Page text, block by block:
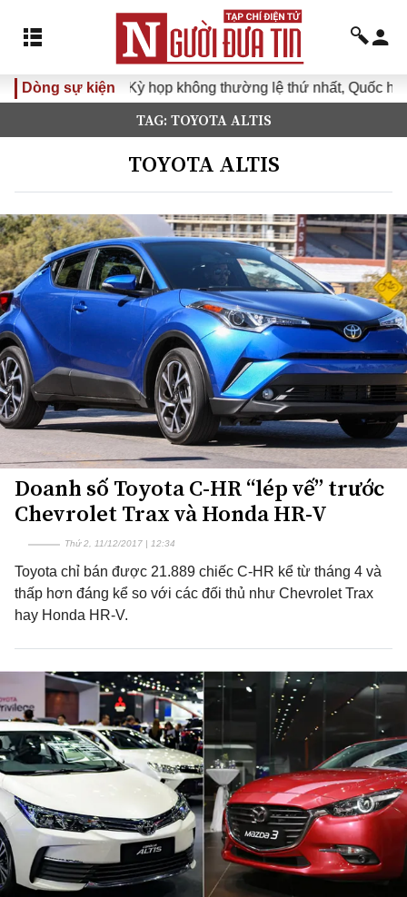
Dòng sự kiệnKỳ họp không thường lệ thứ nhất, Quốc hội
TAG: TOYOTA ALTIS
TOYOTA ALTIS
Doanh số Toyota C-HR “lép vế” trước
Chevrolet Trax và Honda HR-V
Thứ 2, 11/12/2017 | 12:34
Toyota chỉ bán được 21.889 chiếc C-HR kể từ tháng 4 và
thấp hơn đáng kể so với các đối thủ như Chevrolet Trax
hay Honda HR-V.